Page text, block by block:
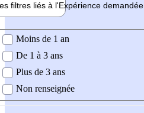
filtres liés à l'Expérience demandée
demandée
Moins de 1 an
De 1 à 3 ans
Plus de 3 ans
Non renseignée